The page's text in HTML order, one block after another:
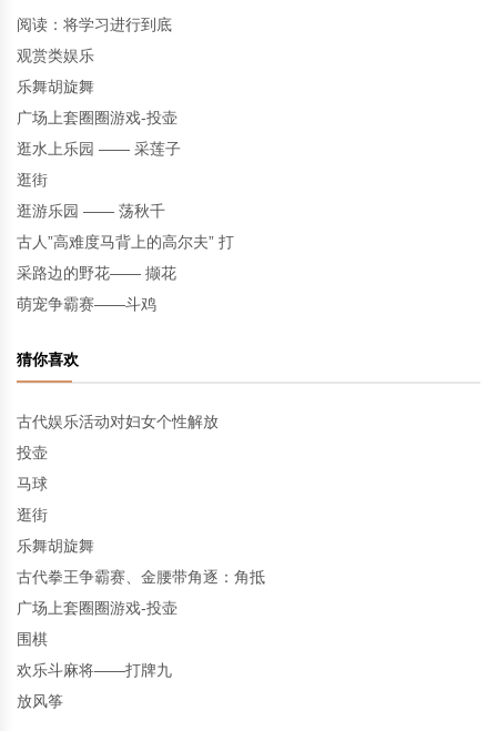
阅读：将学习进行到底
观赏类娱乐
乐舞胡旋舞
广场上套圈圈游戏-投壶
逛水上乐园 —— 采莲子
逛街
逛游乐园 —— 荡秋千
古人”高难度马背上的高尔夫” 打
采路边的野花—— 撷花
萌宠争霸赛——斗鸡
猜你喜欢
古代娱乐活动对妇女个性解放
投壶
马球
逛街
乐舞胡旋舞
古代拳王争霸赛、金腰带角逐：角抵
广场上套圈圈游戏-投壶
围棋
欢乐斗麻将——打牌九
放风筝